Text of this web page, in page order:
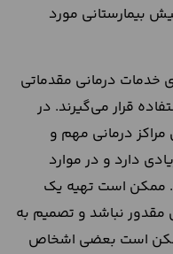
بیمارستانی مورد
خدمات درمانی مقدماتی
قرار می‌گیرند. در
مراکز درمانی مهم و
دارد و در موارد
ممکن است تهیه یک
مقدور نباشد و تصمیم به
ممکن است بعضی اشخاص